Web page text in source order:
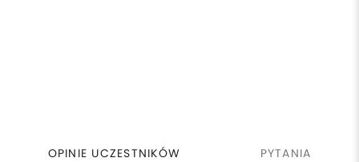
OPINIE UCZESTNIKÓW PYTANIA